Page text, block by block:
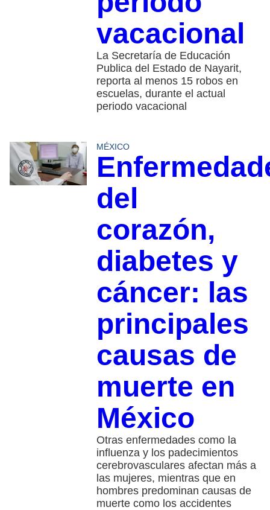
vacacional
La Secretaría de Educación
Publica del Estado de Nayarit,
reporta al menos 15 robos en
escuelas, durante el actual
periodo vacacional
MÉXICO
del
corazón,
diabetes y
cáncer: las
principales
causas de
muerte en
México
Otras enfermedades como la
influenza y los padecimientos
cerebrovasculares afectan más a
las mujeres, mientras que en
hombres predominan causas de
muerte como los accidentes